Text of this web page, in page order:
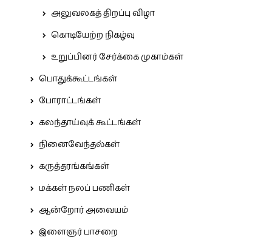
அலுவலகத் திறப்பு விழா
கொடியேற்ற நிகழ்வு
உறுப்பினர் சேர்க்கை முகாம்கள்
பொதுக்கூட்டங்கள்
போராட்டங்கள்
கலந்தாய்வுக் கூட்டங்கள்
நினைவேந்தல்கள்
கருத்தரங்கங்கள்
மக்கள் நலப் பணிகள்
ஆன்றோர் அவையம்
இளைஞர் பாசறை